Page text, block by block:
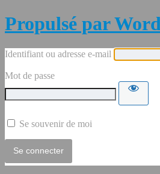
Propulsé par
Identifiant ou adresse e-mail
Mot de passe
Se souvenir de moi